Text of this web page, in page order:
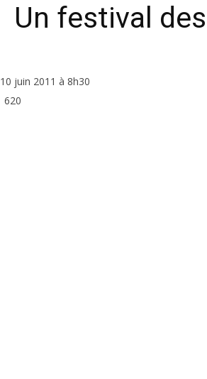
Un festival
10 juin 2011 à 8h30
620